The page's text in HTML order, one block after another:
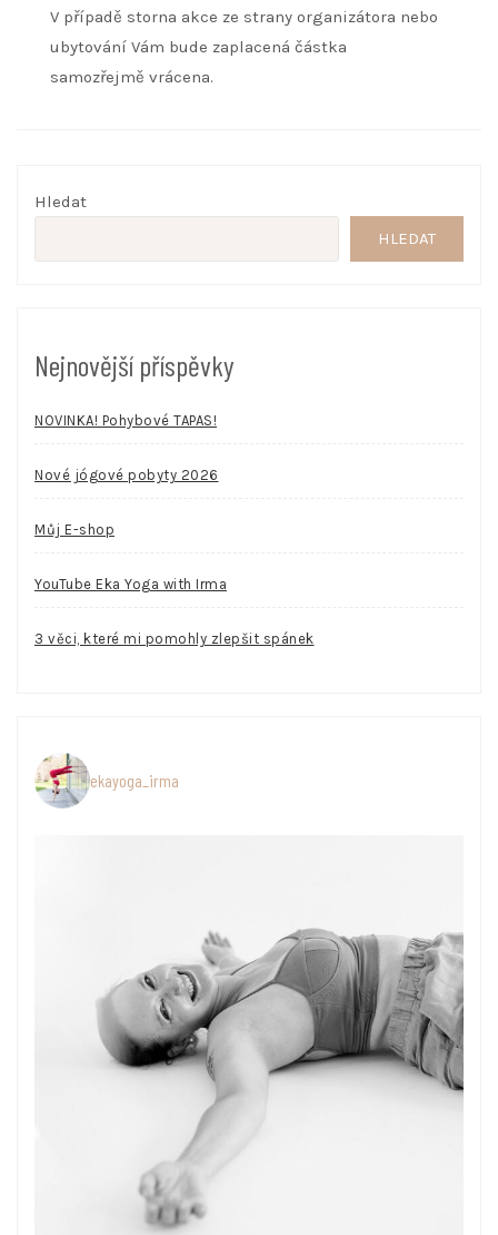
V případě storna akce ze strany organizátora nebo
ubytování Vám bude zaplacená částka
samozřejmě vrácena.
Hledat
HLEDAT
Nejnovější příspěvky
NOVINKA! Pohybové TAPAS!
Nové jógové pobyty 2026
Můj E-shop
YouTube Eka Yoga with Irma
3 věci, které mi pomohly zlepšit spánek
ekayoga_irma